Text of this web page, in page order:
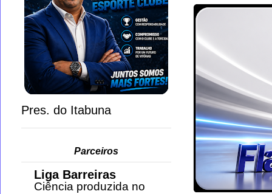
Pres. do Itabuna
Parceiros
Liga Barreiras
Ciência produzida no